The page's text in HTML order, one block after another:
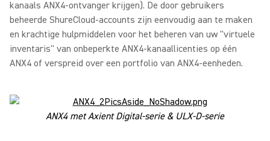
kanaals ANX4-ontvanger krijgen). De door gebruikers
beheerde ShureCloud-accounts zijn eenvoudig aan te maken
en krachtige hulpmiddelen voor het beheren van uw "virtuele
inventaris" van onbeperkte ANX4-kanaallicenties op één
ANX4 of verspreid over een portfolio van ANX4-eenheden.
ANX4 met Axient Digital-serie & ULX-D-serie